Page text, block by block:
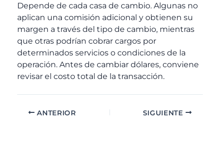
Depende de cada casa de cambio. Algunas no
aplican una comisión adicional y obtienen su
margen a través del tipo de cambio, mientras
que otras podrían cobrar cargos por
determinados servicios o condiciones de la
operación. Antes de cambiar dólares, conviene
revisar el costo total de la transacción.
ANTERIOR SIGUIENTE